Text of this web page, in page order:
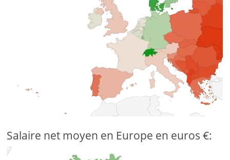
Salaire net moyen en Europe en euros €: